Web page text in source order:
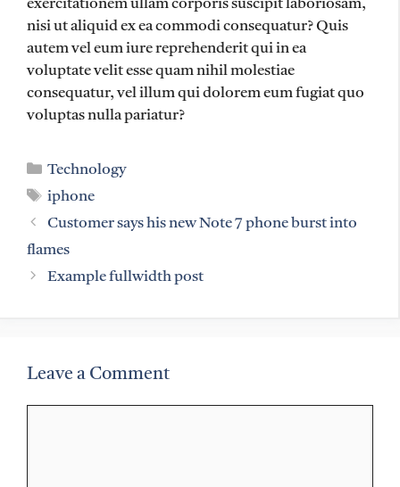
exercitationem ullam corporis suscipit laboriosam,
nisi ut aliquid ex ea commodi consequatur? Quis
autem vel eum iure reprehenderit qui in ea
voluptate velit esse quam nihil molestiae
consequatur, vel illum qui dolorem eum fugiat quo
voluptas nulla pariatur?
Categories
Technology
Tags
iphone
Customer says his new Note 7 phone burst into
flames
Example fullwidth post
Leave a Comment